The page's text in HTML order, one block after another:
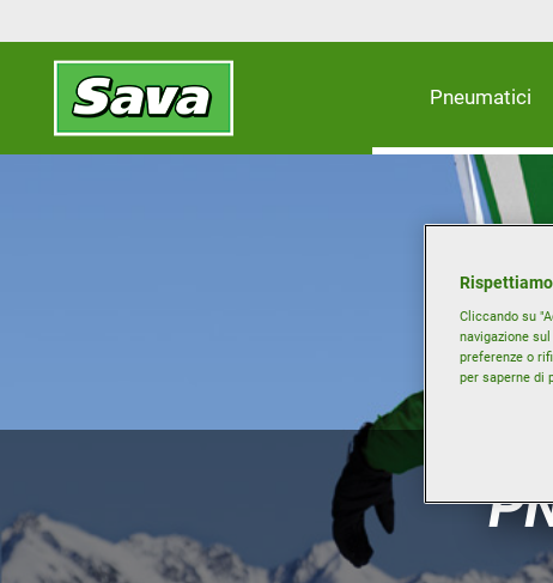
Pneumatici
Cliccando su
navigazione
preferenze o
per saperne di